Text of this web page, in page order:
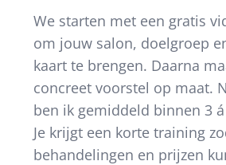
We starten met een gratis
om jouw salon, doelgroep
kaart te brengen. Daarna
concreet voorstel op maat.
ben ik gemiddeld binnen 3
Je krijgt een korte training
behandelingen en prijzen